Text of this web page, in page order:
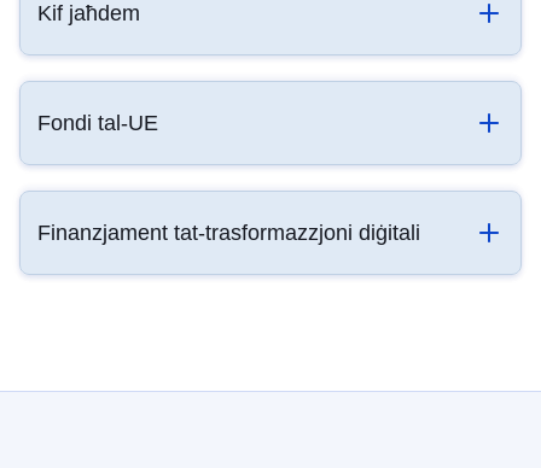
Kif jaħdem
Fondi tal-UE
Finanzjament tat-trasformazzjoni diġitali